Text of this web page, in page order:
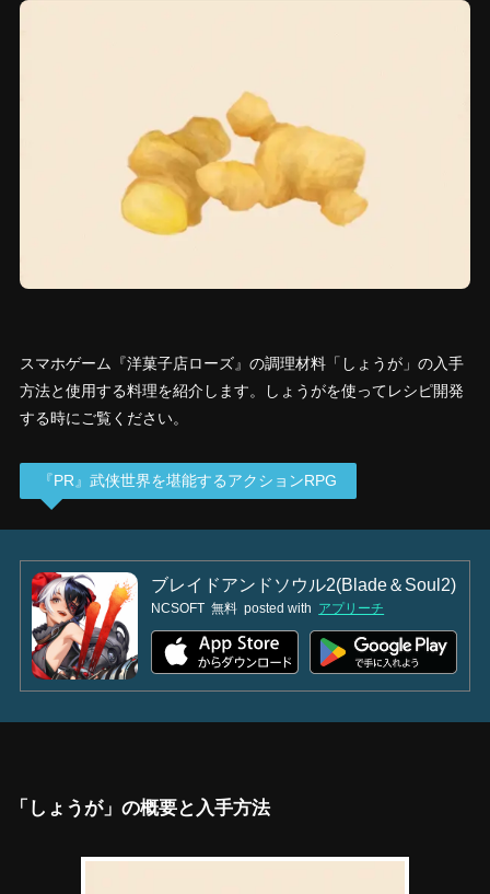
スマホゲーム『洋菓子店ローズ』の調理材料「しょうが」の入手
方法と使用する料理を紹介します。しょうがを使ってレシピ開発
する時にご覧ください。
『PR』武侠世界を堪能するアクションRPG
ブレイドアンドソウル2(Blade＆Soul2)
NCSOFT 無料 posted with アプリーチ
「しょうが」の概要と入手方法